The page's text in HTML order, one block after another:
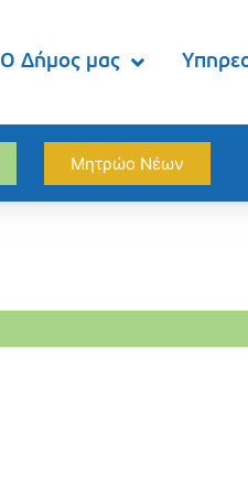
Ο Δήμος μας
Μητρώο Νέων